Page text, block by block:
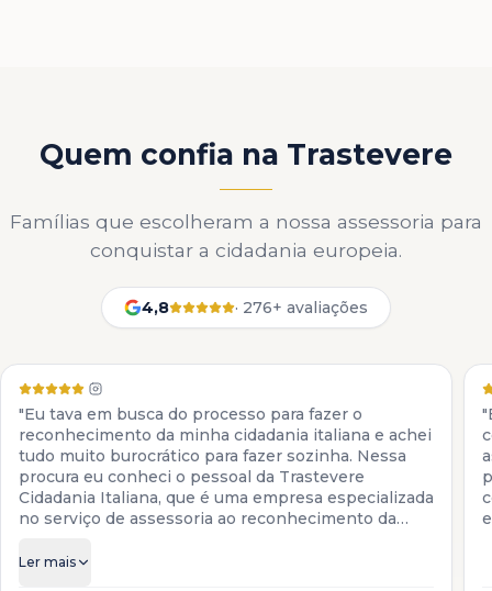
Quem confia na Trastevere
Famílias que escolheram a nossa assessoria para
conquistar a cidadania europeia.
4,8 · 276+ avaliações
"Eu tava em busca do processo para fazer o
reconhecimento da minha cidadania italiana e achei
tudo muito burocrático para fazer sozinha. Nessa
procura eu conheci o pessoal da Trastevere
Cidadania Italiana, que é uma empresa especializada
no serviço de assessoria ao reconhecimento da
os serviços para descendentes de italianos, desde a
Ler mais